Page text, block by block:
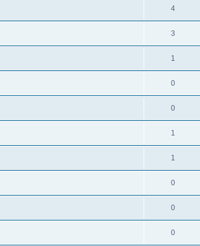
4
3
1
0
0
1
1
0
0
0